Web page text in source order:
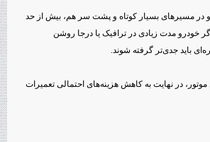
در مسیرهای بسیار کوتاه و پشت سر هم، بیش از حد
خودرو مدت زیادی در ترافیک یا درجا روشن
باید جدی‌تر گرفته شوند.
در نهایت به کاهش هزینه‌های احتمالی تعمیرات